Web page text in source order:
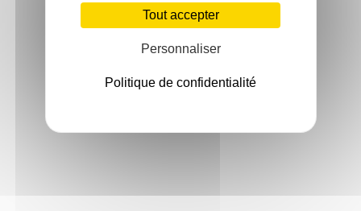
Tout accepter
Personnaliser
Politique de confidentialité